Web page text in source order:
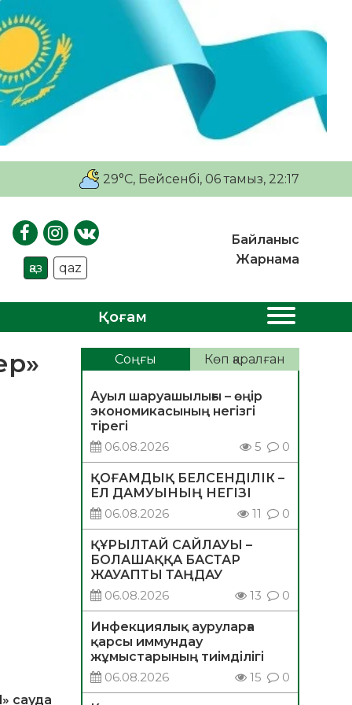
29°C, Бейсенбі, 06 тамыз, 22:17
қаз qaz
Байланыс
Жарнама
Қоғам
сауда
Соңғы Көп қаралған
Ауыл шаруашылығы – өңір
экономикасының негізгі
тірегі
06.08.2026
5 0
ҚОҒАМДЫҚ БЕЛСЕНДІЛІК –
ЕЛ ДАМУЫНЫҢ НЕГІЗІ
06.08.2026
11 0
ҚҰРЫЛТАЙ САЙЛАУЫ –
БОЛАШАҚҚА БАСТАР
ЖАУАПТЫ ТАҢДАУ
06.08.2026
13 0
Инфекциялық ауруларға
қарсы иммундау
жұмыстарының тиімділігі
06.08.2026
15 0